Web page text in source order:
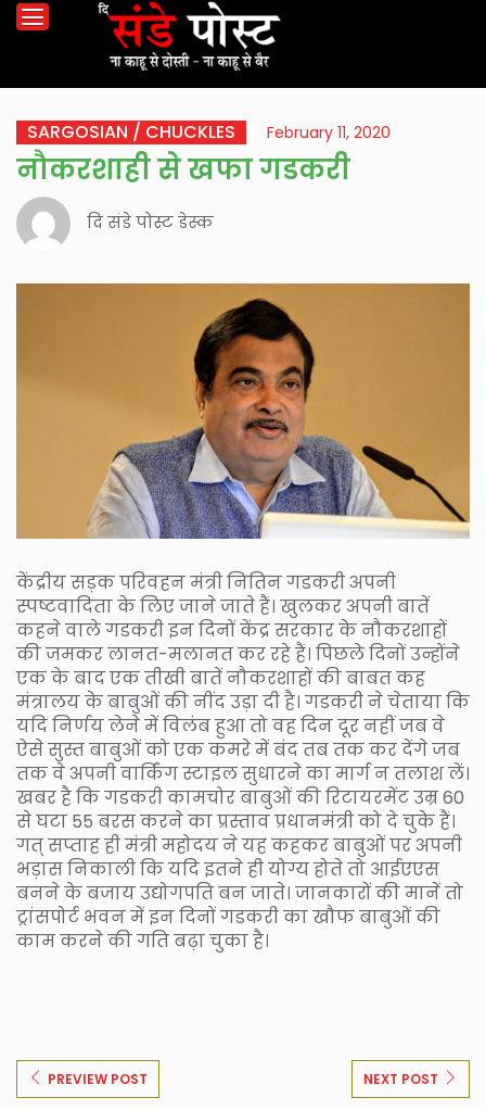
SARGOSIAN / CHUCKLES February 11, 2020
नौकरशाही से खफा गडकरी
दि संडे पोस्ट डेस्क
केंद्रीय सड़क परिवहन मंत्री नितिन गडकरी अपनी
स्पष्टवादिता के लिए जाने जाते हैं। खुलकर अपनी बातें
कहने वाले गडकरी इन दिनों केंद्र सरकार के नौकरशाहों
की जमकर लानत-मलानत कर रहे हैं। पिछले दिनों उन्होंने
एक के बाद एक तीखी बातें नौकरशाहों की बाबत कह
मंत्रालय के बाबुओं की नींद उड़ा दी है। गडकरी ने चेताया कि
यदि निर्णय लेने में विलंब हुआ तो वह दिन दूर नहीं जब वे
ऐसे सुस्त बाबुओं को एक कमरे में बंद तब तक कर देंगे जब
तक वे अपनी वार्किंग स्टाइल सुधारने का मार्ग न तलाश लें।
खबर है कि गडकरी कामचोर बाबुओं की रिटायरमेंट उम्र 60
से घटा 55 बरस करने का प्रस्ताव प्रधानमंत्री को दे चुके हैं।
गत् सप्ताह ही मंत्री महोदय ने यह कहकर बाबुओं पर अपनी
भड़ास निकाली कि यदि इतने ही योग्य होते तो आईएएस
बनने के बजाय उद्योगपति बन जाते। जानकारों की मानें तो
ट्रांसपोर्ट भवन में इन दिनों गडकरी का खौफ बाबुओं की
काम करने की गति बढ़ा चुका है।
PREVIEW POST NEXT POST